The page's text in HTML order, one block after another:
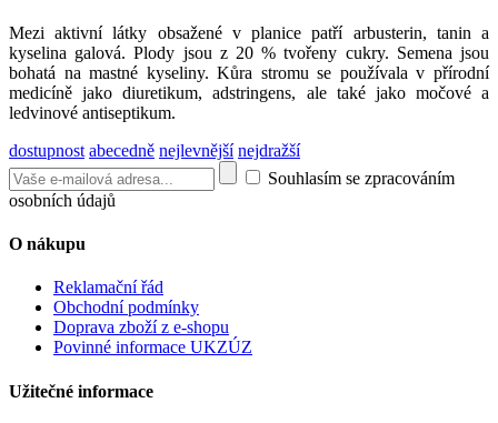
Mezi aktivní látky obsažené v planice patří arbusterin, tanin a
kyselina galová. Plody jsou z 20 % tvořeny cukry. Semena jsou
bohatá na mastné kyseliny. Kůra stromu se používala v přírodní
medicíně jako diuretikum, adstringens, ale také jako močové a
ledvinové antiseptikum.
dostupnost abecedně nejlevnější nejdražší
Souhlasím se zpracováním
osobních údajů
O nákupu
Reklamační řád
Obchodní podmínky
Doprava zboží z e-shopu
Povinné informace UKZÚZ
Užitečné informace